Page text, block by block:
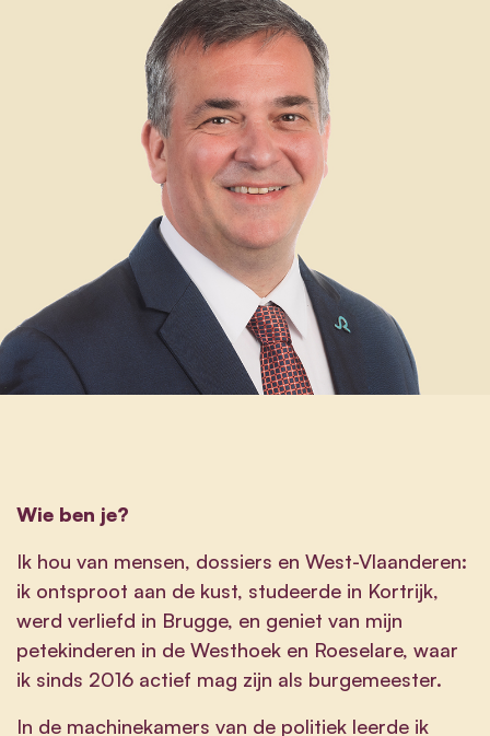
Wie ben je?
Ik hou van mensen, dossiers en West-Vlaanderen:
ik ontsproot aan de kust, studeerde in Kortrijk,
werd verliefd in Brugge, en geniet van mijn
petekinderen in de Westhoek en Roeselare, waar
ik sinds 2016 actief mag zijn als burgemeester.
In de machinekamers van de politiek leerde ik